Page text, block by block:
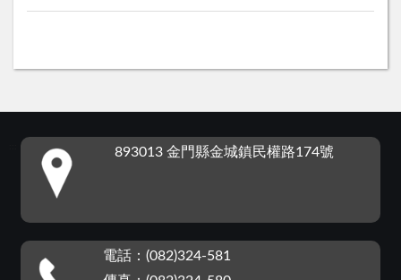
893013 金門縣金城鎮民權路174號
電話：(082)324-581